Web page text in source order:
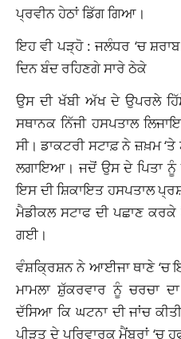
ਪ੍ਰਵੀਨ ਹੇਠਾਂ ਡਿੱਗ ਗਿਆ।
ਇਹ ਵੀ ਪੜ੍ਹੋ :ਜਲੰਧਰ ‘ਚ
ਦਿਨ ਬੰਦ ਰਹਿਣਗੇ ਸਾਰੇ ਠੇਕੇ
ਉਸ ਦੀ ਖੱਬੀ ਅੱਖ ਦੇ ਉਪਰਲੇ
ਸਥਾਨਕ ਨਿੱਜੀ ਹਸਪਤਾਲ
ਸੀ। ਡਾਕਟਰੀ ਸਟਾਫ਼ ਨੇ ਜ਼ਖ਼ਮ
ਲਗਾਇਆ। ਜਦੋਂ ਉਸ ਦੇ ਪਿਤਾ ਨੂੰ
ਇਸ ਦੀ ਸ਼ਿਕਾਇਤ ਹਸਪਤਾਲ
ਮੈਡੀਕਲ ਸਟਾਫ ਦੀ ਪਛਾਣ ਕਰਕੇ
ਗਈ।
ਵੰਸ਼ਕ੍ਰਿਸ਼ਨ ਨੇ ਆਈਜਾ ਥਾਣੇ ‘ਚ
ਮਾਮਲਾ ਸ਼ੁੱਕਰਵਾਰ ਨੂੰ ਚਰਚਾ
ਦੱਸਿਆ ਕਿ ਘਟਨਾ ਦੀ ਜਾਂਚ
ਪੀੜਤ ਦੇ ਪਰਿਵਾਰਕ ਮੈਂਬਰਾਂ ‘ਚ